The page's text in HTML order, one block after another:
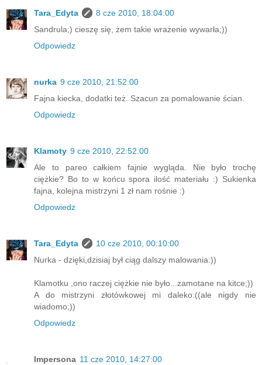
Tara_Edyta
8 cze 2010, 18:04:00
Sandrula;) cieszę się, żem takie wrażenie wywarła;))
Odpowiedz
nurka 9 cze 2010, 21:52:00
Fajna kiecka, dodatki też. Szacun za pomalowanie ścian.
Odpowiedz
Klamoty 9 cze 2010, 22:52:00
Ale to pareo całkiem fajnie wygląda. Nie było trochę
ciężkie? Bo to w końcu spora ilość materiału :) Sukienka
fajna, kolejna mistrzyni 1 zł nam rośnie :)
Odpowiedz
Tara_Edyta
10 cze 2010, 00:10:00
Nurka - dzięki,dzisiaj był ciąg dalszy malowania:))
Klamotku ,ono raczej ciężkie nie było...zamotane na kitce;))
A do mistrzyni złotówkowej mi daleko:((ale nigdy nie
wiadomo;))
Odpowiedz
Impersona 11 cze 2010, 14:27:00